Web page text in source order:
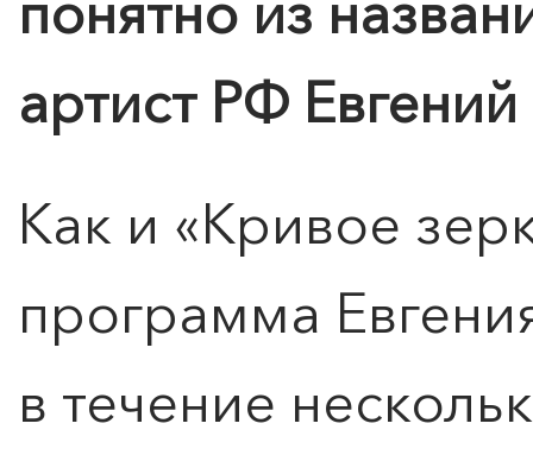
артист РФ
Как и «Кривое
программа
в течение